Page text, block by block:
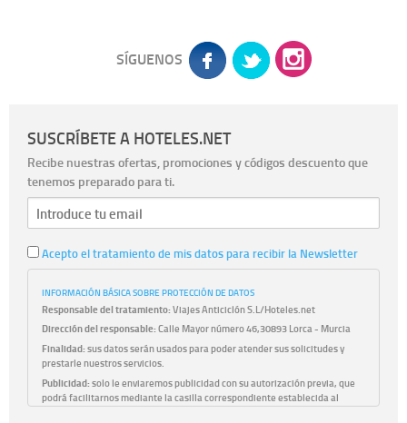
SÍGUENOS
SUSCRÍBETE A HOTELES.NET
Recibe nuestras ofertas, promociones y códigos descuento que
tenemos preparado para ti.
Acepto el tratamiento de mis datos para recibir la Newsletter
INFORMACIÓN BÁSICA SOBRE PROTECCIÓN DE DATOS
Responsable del tratamiento:Viajes Anticiclón S.L/Hoteles.net
Dirección del responsable:Calle Mayor número 46,30893 Lorca - Murcia
Finalidad:sus datos serán usados para poder atender sus solicitudes y
prestarle nuestros servicios.
Publicidad:solo le enviaremos publicidad con su autorización previa, que
podrá facilitarnos mediante la casilla correspondiente establecida al
efecto.